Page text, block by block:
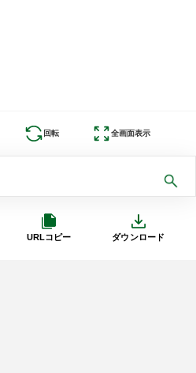
URLコピー ダウンロード
回転 全画面表示